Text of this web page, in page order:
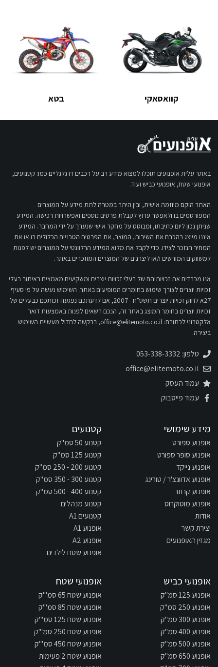
קוואסאקי בטא
באתר עלית אופנועים תוכלו למצוא מידע רב על רכבים דו גלגליים כמו: קטנועים,
אופנועי שטח, אופנועי כביש ועוד.
האתר הוקם מיוזמה אישית, ובין היתר במטרה לתת מידע על המוצרים
המפורסמים בו ולאפשר ערוץ לקבלת פרטים נוספים ואפשרויות רכישה. המידע
שניתן נכון ליום כתיבתו, ומבוסס על מחקר אישי שנערך על ידי המחבר. המידע
איננו מייצג בהכרח את השירות, המוצר, את הפרטים הטכניים הכלולים בו או את
המחיר הנזכר לצידו. כדי לקבל את מלוא המידע הרלוונטי על המוצרים יש לפנות
למשווקים המורשים ו/או ליצרנים של המוצרים המוזכרים באתר.
אנו מכבדים את זכויותיהם של בעלי זכויות יוצרים ומשקיעים מאמצים באיתור בעלי
זכויות יוצרים לצורך שימוש בחומרים המופיעים באתר. השימוש נעשה על פי סעיף
27א לחוק זכויות יוצרים תשס"ח - 2007, אם לדעתכם נפגעה זכותכם כבעלים של
זכויות יוצרים בחומר המוצג באתר זה, הנכם רשאים לפנות באמצעות דואר
אלקטרוני לכתובת: office@elitemoto.co.il, בבקשה לחדול מעשיית השימוש
ביצירה.
טלפון: 053-338-3332
office@elitemoto.co.il
עמוד העסק
עמוד פייסבוק
מידע שימושי
אופנוע ספורט
אופנוע סופר ספורט
אופנוע נייקד
אופנוע אדוונצ'ר / טורינג
אופנוע קרוזר
אופנוע מוטוקרוס
אודות
יצירת קשר
מגזין האופנועים
קטנועים
קטנוע 50 סמ"ק
קטנוע 125 סמ"ק
קטנוע 200 - 250 סמ"ק
קטנוע 300 - 350 סמ"ק
קטנוע 400 - 500 סמ"ק
קטנוע מנהלים
קטנועים A1
אופנוע A1
אופנוע A2
אופנוע שטח לילדים
אופנועי כביש
אופנוע 125 סמ"ק
אופנוע 250 סמ"ק
אופנוע 300 סמ"ק
אופנוע 400 סמ"ק
אופנוע 500 סמ"ק
אופנוע 650 סמ"ק
אופנועי שטח
אופנוע שטח 65 סמ"'ק
אופנוע שטח 85 סמ"'ק
אופנוע שטח 125 סמ"'ק
אופנוע שטח 250 סמ"'ק
אופנוע שטח 450 סמ"'ק
אופנוע שטח 2 פעימות